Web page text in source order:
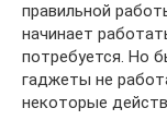
правильной
начинает
потребуется. Но
гаджеты не
некоторые